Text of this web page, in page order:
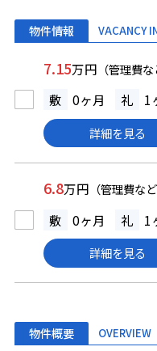
物件情報 VACANCY
7.15万円 （管理費
敷 0ヶ月 礼 1
詳細を見る
6.8万円 （管理費な
敷 0ヶ月 礼 1
詳細を見る
物件概要 OVERVIEW